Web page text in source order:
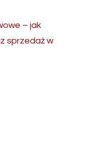
– jak
sprzedaż w